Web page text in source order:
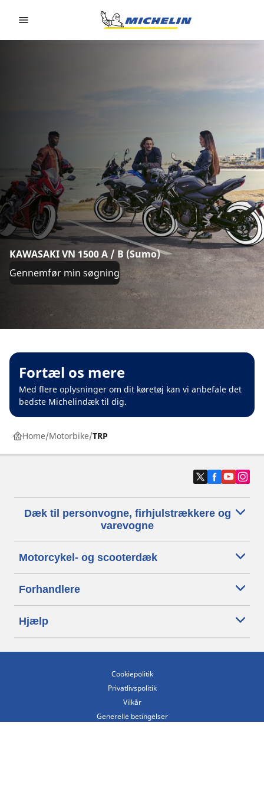
KAWASAKI VN 1500 A / B (Sumo)
Gennemfør min søgning
Fortæl os mere
Med flere oplysninger om dit køretøj kan vi anbefale det
bedste Michelindæk til dig.
Home Motorbike TRP
Dæk til personvogne, firhjulstrækkere og
varevogne
Motorcykel- og scooterdæk
Forhandlere
Hjælp
Cookiepolitik
Privatlivspolitik
Vilkår
Generelle betingelser